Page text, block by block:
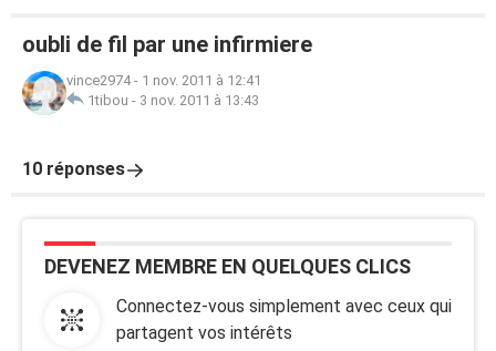
oubli de fil par une infirmiere
vince2974- 1 nov. 2011 à 12:41
1tibou - 3 nov. 2011 à 13:43
10 réponses
DEVENEZ MEMBRE EN QUELQUES CLICS
Connectez-vous simplement avec ceux qui
partagent vos intérêts